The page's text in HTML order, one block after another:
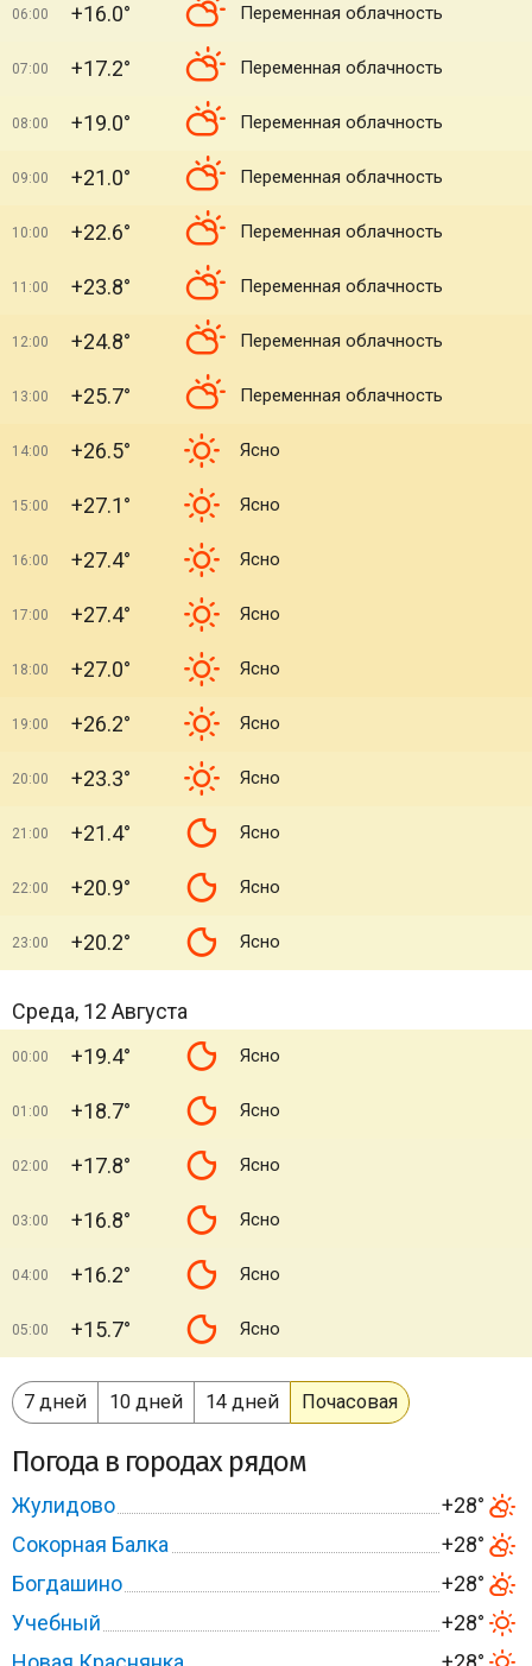
06:00 +16.0° Переменная облачность
07:00 +17.2° Переменная облачность
08:00 +19.0° Переменная облачность
09:00 +21.0° Переменная облачность
10:00 +22.6° Переменная облачность
11:00 +23.8° Переменная облачность
12:00 +24.8° Переменная облачность
13:00 +25.7° Переменная облачность
14:00 +26.5° Ясно
15:00 +27.1° Ясно
16:00 +27.4° Ясно
17:00 +27.4° Ясно
18:00 +27.0° Ясно
19:00 +26.2° Ясно
20:00 +23.3° Ясно
21:00 +21.4° Ясно
22:00 +20.9° Ясно
23:00 +20.2° Ясно
Среда, 12 Августа
00:00 +19.4° Ясно
01:00 +18.7° Ясно
02:00 +17.8° Ясно
03:00 +16.8° Ясно
04:00 +16.2° Ясно
05:00 +15.7° Ясно
7 дней 10 дней 14 дней Почасовая
Погода в городах рядом
Жулидово
+28°
Сокорная Балка
+28°
Богдашино
+28°
Учебный
+28°